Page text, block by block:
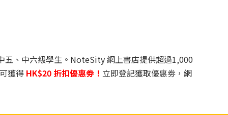
五、中六級學生。NoteSity 網上書店提供超過1,000
獲得HK$20 折扣優惠劵！ 立即登記獲取優惠劵，網